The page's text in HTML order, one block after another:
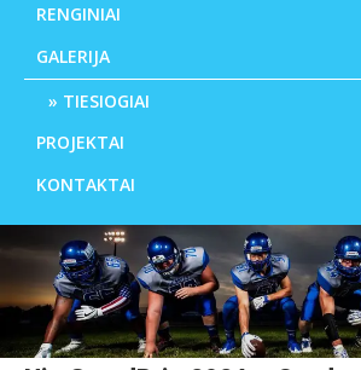
RENGINIAI
GALERIJA
TIESIOGIAI
PROJEKTAI
KONTAKTAI